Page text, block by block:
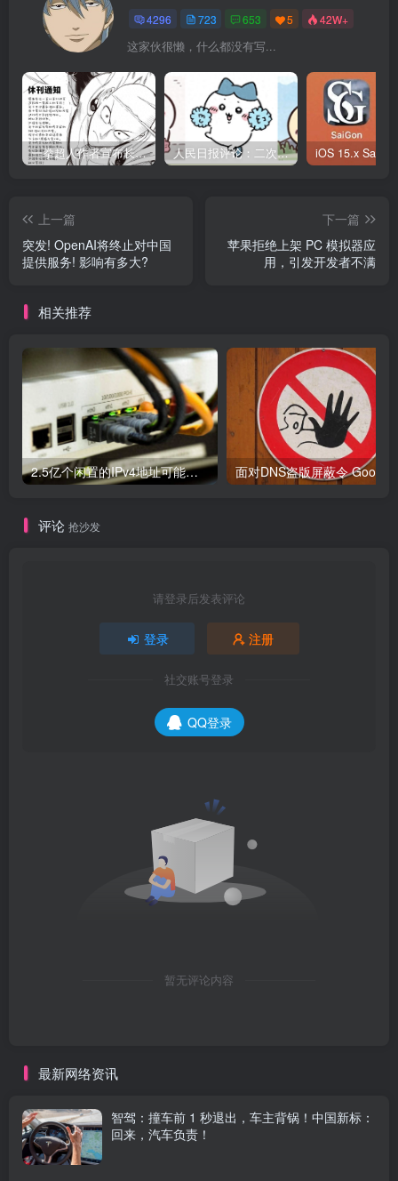
4296 723 653 5 42W+
这家伙很懒，什么都没有写...
一拳超人作者宣布长期休刊，7话剧情遭重置，漫迷：早休刊就对了 人民日报评论：二次元文化何以成为他们的“电子布洛芬”？
上一篇
突发! OpenAI将终止对中国
提供服务! 影响有多大?
下一篇
苹果拒绝上架 PC 模拟器应
用，引发开发者不满
相关推荐
2.5亿个闲置的IPv4地址可能被释放，但仍面临重重阻碍
评论 抢沙发
请登录后发表评论
登录 注册
社交账号登录
QQ登录
暂无评论内容
最新网络资讯
智驾：撞车前 1 秒退出，车主背锅！中国新标：
回来，汽车负责！